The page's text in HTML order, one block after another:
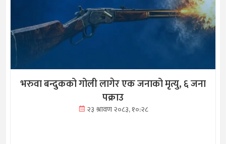
भरुवा बन्दुकको गोली लागेर एक जनाको मृत्यु, ६ जना
पक्राउ
२३ श्रावण २०८३, १०:२८